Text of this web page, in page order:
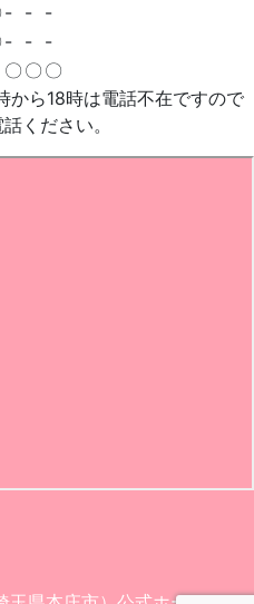
- - -
- - -
〇 〇 〇
から18時は電話不在ですので
ください。